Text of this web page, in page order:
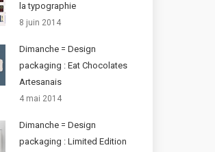
la typographie
8 juin 2014
Dimanche = Design
packaging : Eat Chocolates
Artesanais
4 mai 2014
Dimanche = Design
packaging : Limited Edition